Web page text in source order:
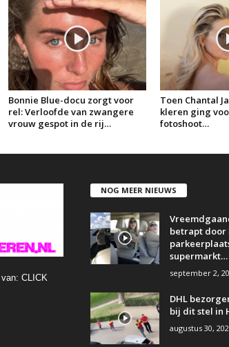
Bonnie Blue-docu zorgt voor
rel: Verloofde van zwangere
vrouw gespot in de rij…
Toen Chantal
kleren ging
fotoshoot…
CLICK
NOG MEER NIEUWS
betrapt door
supermarkt…
september 2,
DHL
bij dit stel in
augustus 30,